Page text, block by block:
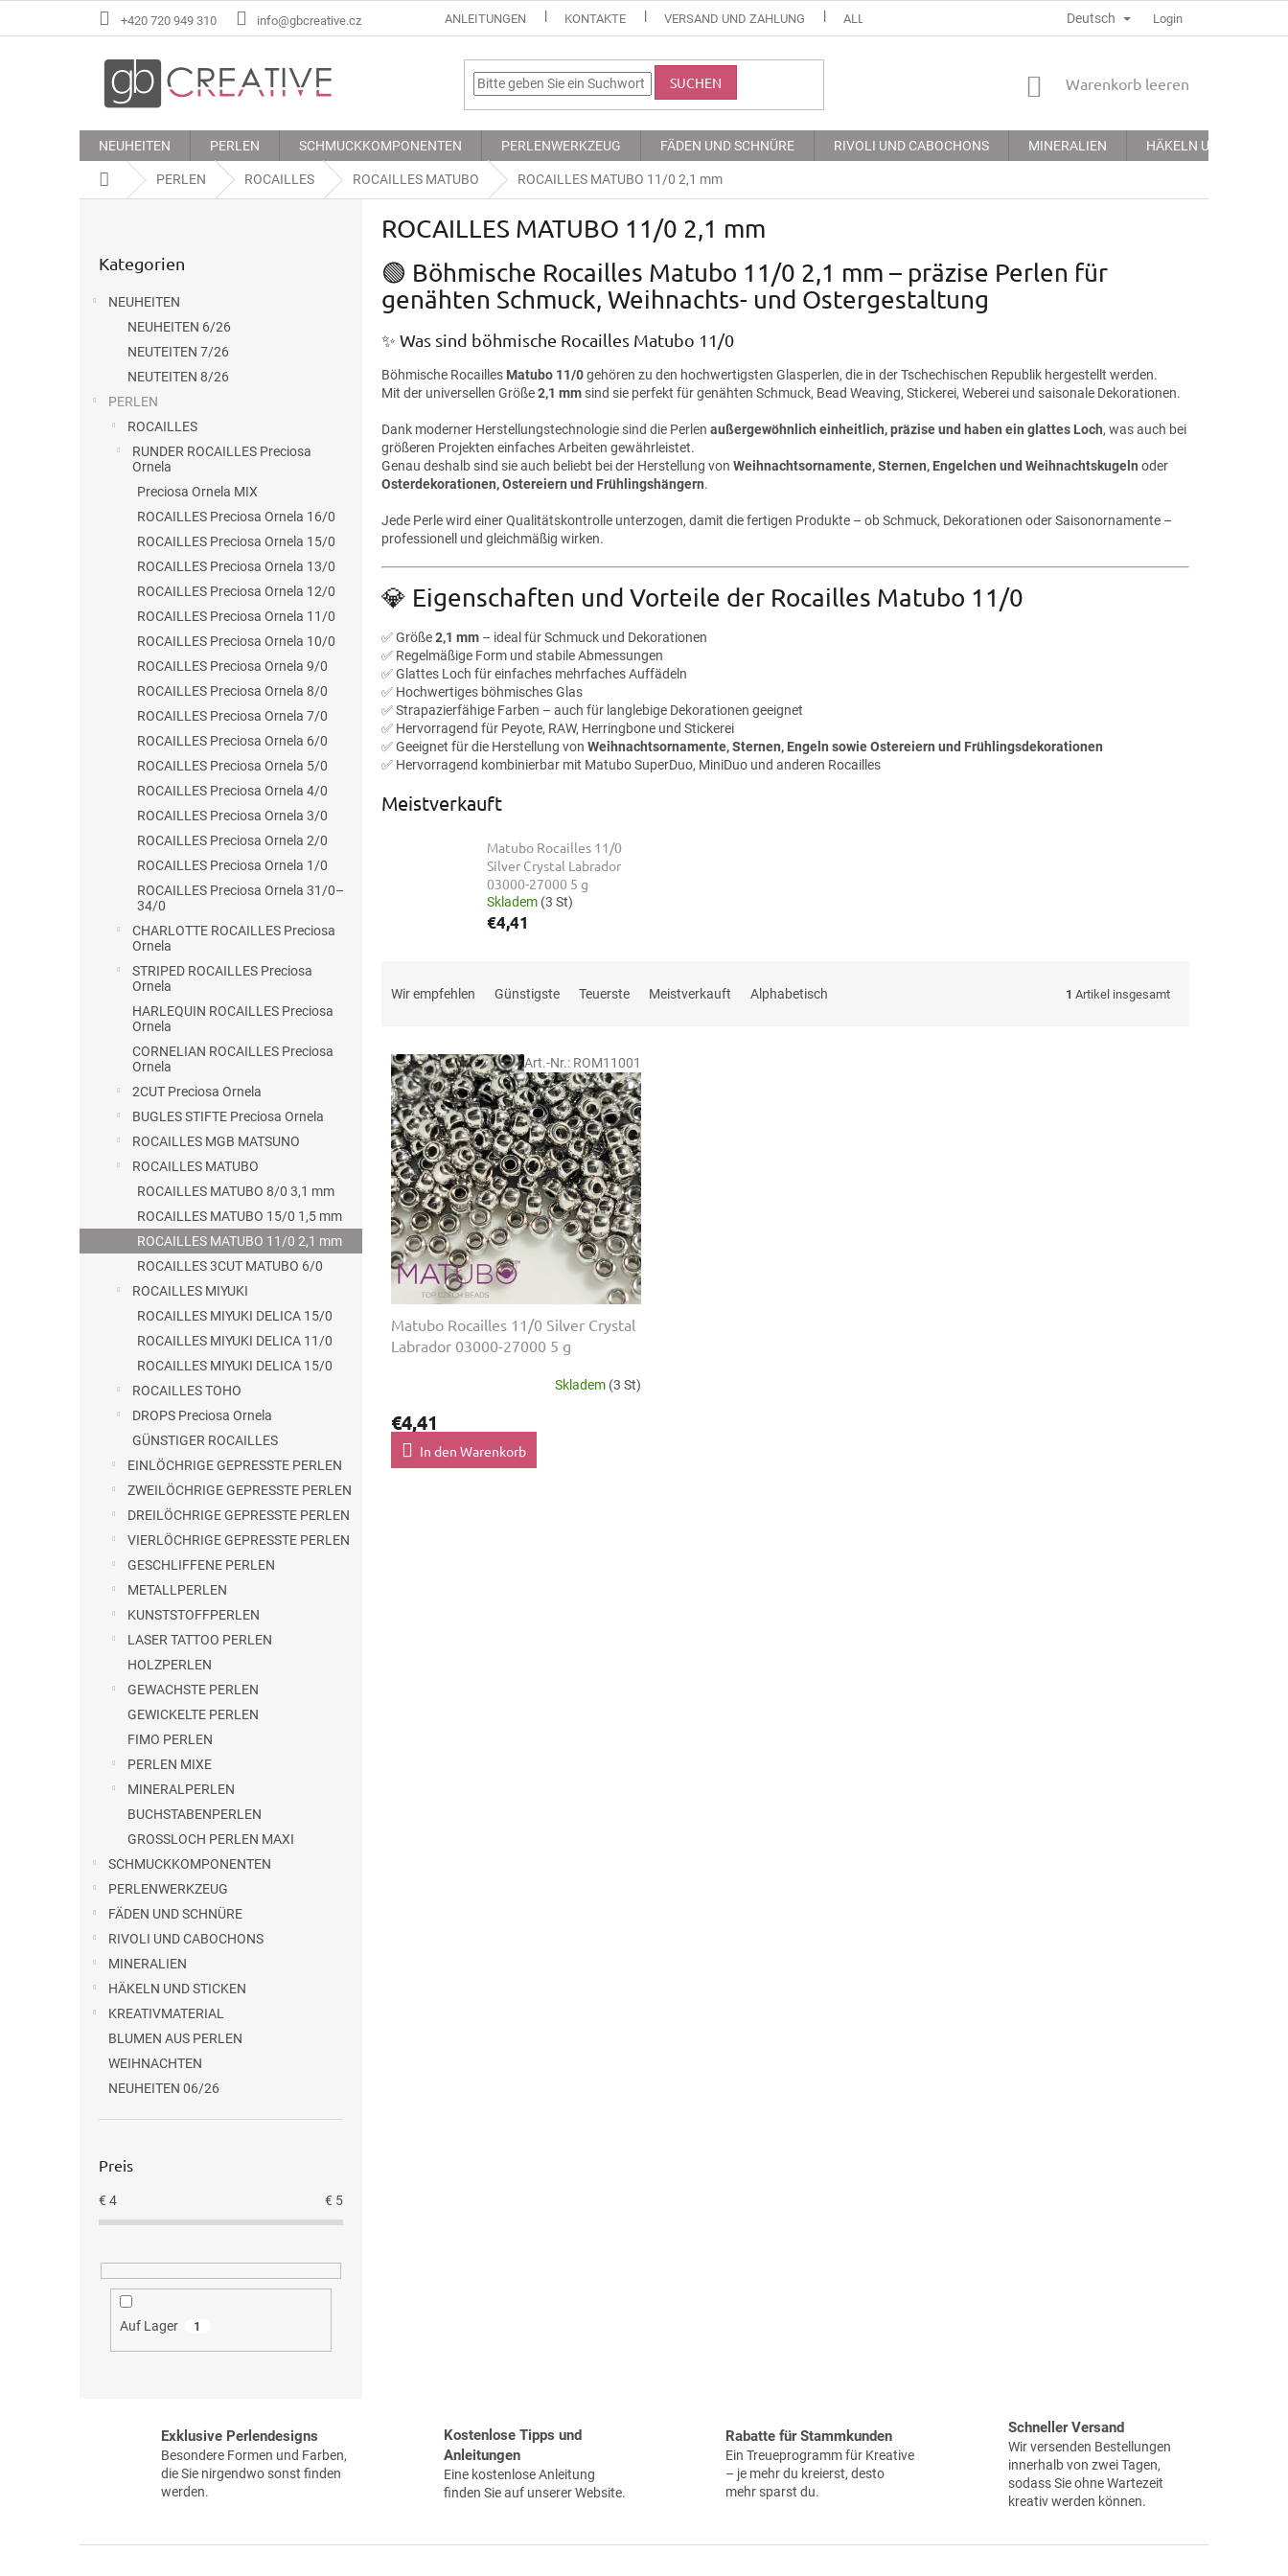
+420 720 949 310 info@gbcreative.cz ANLEITUNGEN KONTAKTE VERSAND UND ZAHLUNG ALLGEMEINE GECHÄFTSBEDINGUNGEN DATENSCHUTZERKLÄRUNG
Deutsch Login
SUCHEN WARENKORB
Warenkorb leeren
NEUHEITEN PERLEN SCHMUCKKOMPONENTEN PERLENWERKZEUG FÄDEN UND SCHNÜRE RIVOLI UND CABOCHONS MINERALIEN HÄKELN UND STICKEN
StartseitePERLEN ROCAILLES ROCAILLES MATUBO ROCAILLES MATUBO 11/0 2,1 mm
überspringen
Kategorien
NEUHEITEN
NEUHEITEN 6/26
NEUTEITEN 7/26
NEUTEITEN 8/26
PERLEN
ROCAILLES
RUNDER ROCAILLES Preciosa
Ornela
Preciosa Ornela MIX
ROCAILLES Preciosa Ornela 16/0
ROCAILLES Preciosa Ornela 15/0
ROCAILLES Preciosa Ornela 13/0
ROCAILLES Preciosa Ornela 12/0
ROCAILLES Preciosa Ornela 11/0
ROCAILLES Preciosa Ornela 10/0
ROCAILLES Preciosa Ornela 9/0
ROCAILLES Preciosa Ornela 8/0
ROCAILLES Preciosa Ornela 7/0
ROCAILLES Preciosa Ornela 6/0
ROCAILLES Preciosa Ornela 5/0
ROCAILLES Preciosa Ornela 4/0
ROCAILLES Preciosa Ornela 3/0
ROCAILLES Preciosa Ornela 2/0
ROCAILLES Preciosa Ornela 1/0
ROCAILLES Preciosa Ornela 31/0–
34/0
CHARLOTTE ROCAILLES Preciosa
Ornela
STRIPED ROCAILLES Preciosa
Ornela
HARLEQUIN ROCAILLES Preciosa
Ornela
CORNELIAN ROCAILLES Preciosa
Ornela
2CUT Preciosa Ornela
BUGLES STIFTE Preciosa Ornela
ROCAILLES MGB MATSUNO
ROCAILLES MATUBO
ROCAILLES MATUBO 8/0 3,1 mm
ROCAILLES MATUBO 15/0 1,5 mm
ROCAILLES MATUBO 11/0 2,1 mm
ROCAILLES 3CUT MATUBO 6/0
ROCAILLES MIYUKI
ROCAILLES MIYUKI DELICA 15/0
ROCAILLES MIYUKI DELICA 11/0
ROCAILLES MIYUKI DELICA 15/0
ROCAILLES TOHO
DROPS Preciosa Ornela
GÜNSTIGER ROCAILLES
EINLÖCHRIGE GEPRESSTE PERLEN
ZWEILÖCHRIGE GEPRESSTE PERLEN
DREILÖCHRIGE GEPRESSTE PERLEN
VIERLÖCHRIGE GEPRESSTE PERLEN
GESCHLIFFENE PERLEN
METALLPERLEN
KUNSTSTOFFPERLEN
LASER TATTOO PERLEN
HOLZPERLEN
GEWACHSTE PERLEN
GEWICKELTE PERLEN
FIMO PERLEN
PERLEN MIXE
MINERALPERLEN
BUCHSTABENPERLEN
GROSSLOCH PERLEN MAXI
SCHMUCKKOMPONENTEN
PERLENWERKZEUG
FÄDEN UND SCHNÜRE
RIVOLI UND CABOCHONS
MINERALIEN
HÄKELN UND STICKEN
KREATIVMATERIAL
BLUMEN AUS PERLEN
WEIHNACHTEN
NEUHEITEN 06/26
Preis
€ 4 € 5
Auf Lager 1
ROCAILLES MATUBO 11/0 2,1 mm
🟢 Böhmische Rocailles Matubo 11/0 2,1 mm – präzise Perlen für
genähten Schmuck, Weihnachts- und Ostergestaltung
✨ Was sind böhmische Rocailles Matubo 11/0
Böhmische Rocailles Matubo 11/0gehören zu den hochwertigsten Glasperlen, die in der Tschechischen Republik hergestellt werden.
Mit der universellen Größe2,1 mm sind sie perfekt für genähten Schmuck, Bead Weaving, Stickerei, Weberei und saisonale Dekorationen.
Dank moderner Herstellungstechnologie sind die Perlen außergewöhnlich einheitlich, präzise und haben ein glattes Loch, was auch bei
größeren Projekten einfaches Arbeiten gewährleistet.
Genau deshalb sind sie auch beliebt bei der Herstellung von Weihnachtsornamente, Sternen, Engelchen und Weihnachtskugeln oder
Osterdekorationen, Ostereiern und Frühlingshängern.
Jede Perle wird einer Qualitätskontrolle unterzogen, damit die fertigen Produkte – ob Schmuck, Dekorationen oder Saisonornamente –
professionell und gleichmäßig wirken.
💎 Eigenschaften und Vorteile der Rocailles Matubo 11/0
✅ Größe2,1 mm – ideal für Schmuck und Dekorationen
✅ Regelmäßige Form und stabile Abmessungen
✅ Glattes Loch für einfaches mehrfaches Auffädeln
✅ Hochwertiges böhmisches Glas
✅ Strapazierfähige Farben – auch für langlebige Dekorationen geeignet
✅ Hervorragend für Peyote, RAW, Herringbone und Stickerei
✅ Geeignet für die Herstellung von Weihnachtsornamente, Sternen, Engeln sowie Ostereiern und Frühlingsdekorationen
✅ Hervorragend kombinierbar mit Matubo SuperDuo, MiniDuo und anderen Rocailles
Meistverkauft
Matubo Rocailles 11/0
Silver Crystal Labrador
03000-27000 5 g
Skladem (3 St)
€4,41
o
g
Wir empfehlen Günstigste Teuerste Meistverkauft Alphabetisch 1 Artikel insgesamt
d
P
o
d
Matubo Rocailles 11/0 Silver Crystal
Labrador 03000-27000 5 g
Skladem (3 St)
€4,41
In den Warenkorb
Art.-Nr.: ROM11001
Exklusive Perlendesigns
Besondere Formen und Farben,
die Sie nirgendwo sonst finden
werden.
Kostenlose Tipps und
Anleitungen
Eine kostenlose Anleitung
finden Sie auf unserer Website.
Rabatte für Stammkunden
Ein Treueprogramm für Kreative
– je mehr du kreierst, desto
mehr sparst du.
Schneller Versand
Wir versenden Bestellungen
innerhalb von zwei Tagen,
sodass Sie ohne Wartezeit
kreativ werden können.